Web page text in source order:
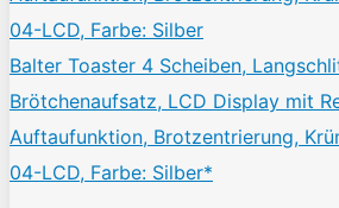
Balter Toaster 4 Scheiben,
Brötchenaufsatz, LCD Display mit
Auftaufunktion, Brotzentrierung,
04-LCD, Farbe: Silber*